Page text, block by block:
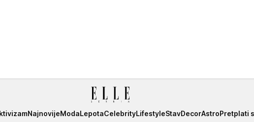
NajnovijeModaLepotaCelebrityLifestyleStavDecorAstroPretplati